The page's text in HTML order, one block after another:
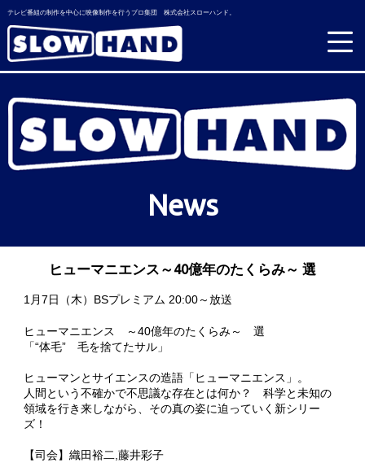
テレビ番組の制作を中心に映像制作を行うプロ集団 株式会社スローハンド。
News
ヒューマニエンス～40億年のたくらみ～ 選
1月7日（木）BSプレミアム 20:00～放送
ヒューマニエンス ～40億年のたくらみ～ 選
「“体毛” 毛を捨てたサル」
ヒューマンとサイエンスの造語「ヒューマニエンス」。
人間という不確かで不思議な存在とは何か？ 科学と未知の
領域を行き来しながら、その真の姿に迫っていく新シリー
ズ！
【司会】織田裕二,藤井彩子